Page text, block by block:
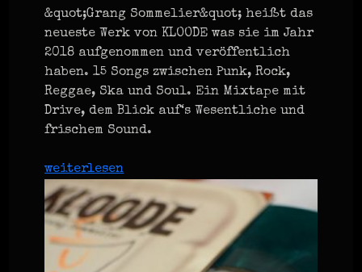
&quot;Grang Sommelier&quot; heißt das
neueste Werk von KLOODE was sie im Jahr
2018 aufgenommen und veröffentlich
haben. 15 Songs zwischen Punk, Rock,
Reggae, Ska und Soul. Ein Mixtape mit
Drive, dem Blick auf‘s Wesentliche und
frischem Sound.
weiterlesen